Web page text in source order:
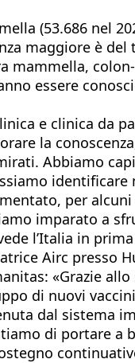
(53.686 nel
maggiore è
mammella,
essere
e clinica da
la
Abbiamo
per
imparato a
l’Italia in
Airc presso
«Grazie
di nuovi
dal sistema
di portare a